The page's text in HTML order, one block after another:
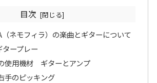
目次
ネモフィラ）の楽曲とギターについて
ープレー
使用機材 ギターとアンプ
手のピッキング